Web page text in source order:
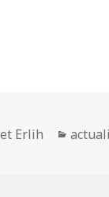
Erlih